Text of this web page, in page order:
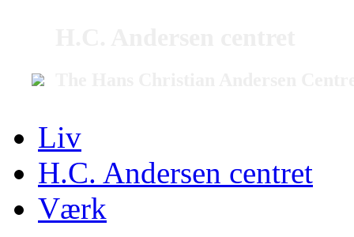
Liv
H.C. Andersen centret
Værk